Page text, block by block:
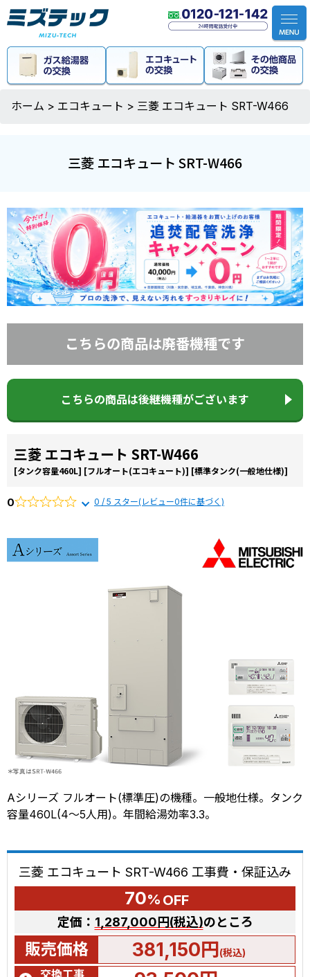
ホーム > エコキュート > 三菱 エコキュート SRT-W466
三菱 エコキュート SRT-W466
こちらの商品は廃番機種です
こちらの商品は後継機種がございます
三菱 エコキュート SRT-W466
[タンク容量460L] [フルオート(エコキュート)] [標準タンク(一般地仕様)]
0 0 / 5 スター(レビュー0件に基づく)
Aシリーズ フルオート(標準圧)の機種。一般地仕様。タンク
容量460L(4～5人用)。年間給湯効率3.3。
三菱 エコキュート SRT-W466 工事費・保証込み
70% OFF
定価： 1,287,000円(税込)のところ
販売価格 381,150円(税込)
交換工事